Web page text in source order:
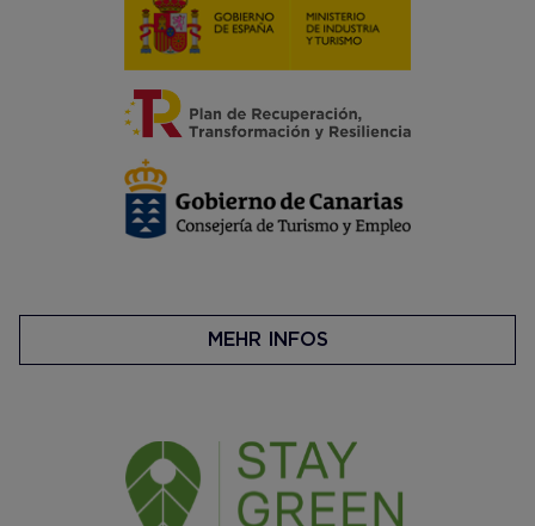
MEHR INFOS